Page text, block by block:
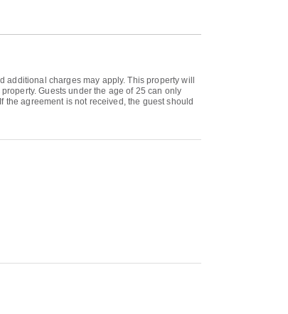
charges may apply. This property will
Guests under the age of 25 can only
agreement is not received, the guest should